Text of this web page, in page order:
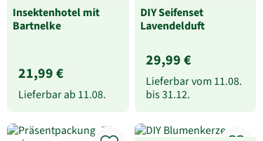
Insektenhotel mit
Bartnelke
21,99 €
Lieferbar ab 11.08.
DIY Seifenset
Lavendelduft
29,99 €
Lieferbar vom 11.08.
bis31.12.